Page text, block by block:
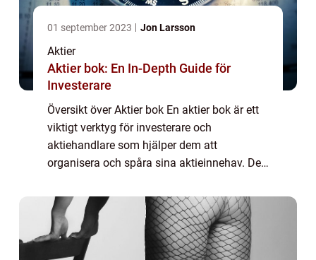
01 september 2023 Jon Larsson
Aktier
Aktier bok: En In-Depth Guide för
Investerare
Översikt över Aktier bok En aktier bok är ett
viktigt verktyg för investerare och
aktiehandlare som hjälper dem att
organisera och spåra sina aktieinnehav. Det
registrera köp, försäljning och andra
transaktioner ...